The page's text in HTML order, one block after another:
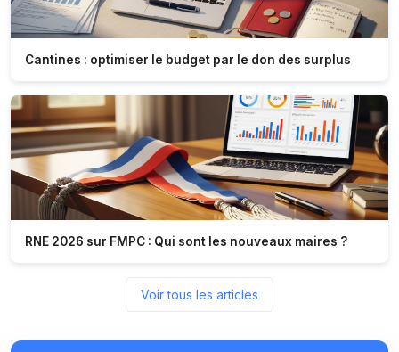
Cantines : optimiser le budget par le don des surplus
RNE 2026 sur FMPC : Qui sont les nouveaux maires ?
Voir tous les articles